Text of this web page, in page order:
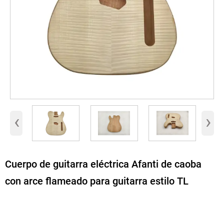
‹ ›
Cuerpo de guitarra eléctrica Afanti de caoba
con arce flameado para guitarra estilo TL